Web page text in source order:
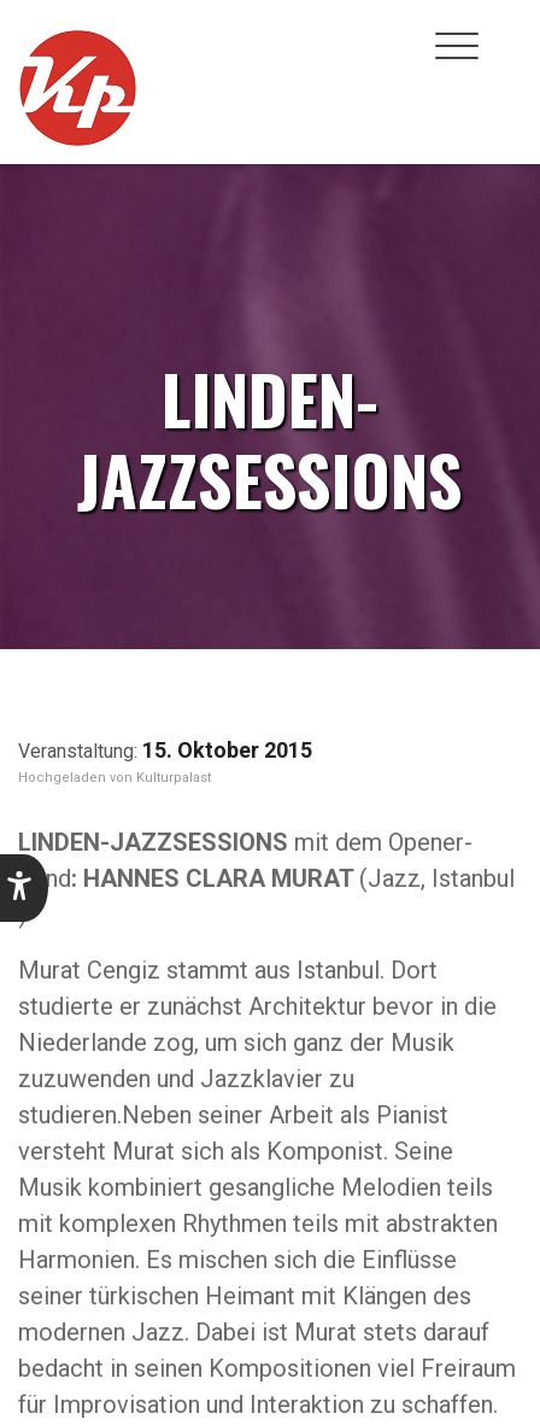
content
LINDEN-
JAZZSESSIONS
15. Oktober 2015
Kulturpalast
LINDEN-JAZZSESSIONS mit dem Opener-
Band: HANNES CLARA MURAT (Jazz, Istanbul
)
Murat Cengiz stammt aus Istanbul. Dort
studierte er zunächst Architektur bevor in die
Niederlande zog, um sich ganz der Musik
zuzuwenden und Jazzklavier zu
studieren.Neben seiner Arbeit als Pianist
versteht Murat sich als Komponist. Seine
Musik kombiniert gesangliche Melodien teils
mit komplexen Rhythmen teils mit abstrakten
Harmonien. Es mischen sich die Einflüsse
seiner türkischen Heimant mit Klängen des
modernen Jazz. Dabei ist Murat stets darauf
bedacht in seinen Kompositionen viel Freiraum
für Improvisation und Interaktion zu schaffen.